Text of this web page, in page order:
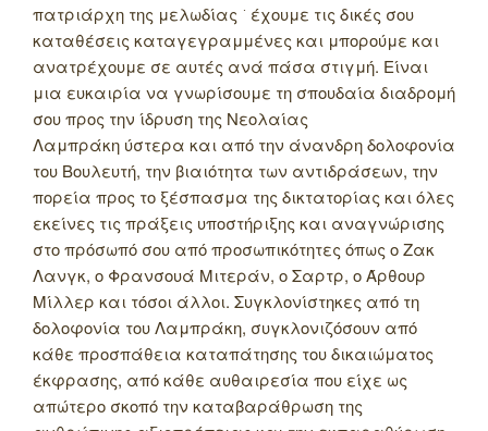
πατριάρχη της μελωδίας ͘ έχουμε τις δικές σου
καταθέσεις καταγεγραμμένες και μπορούμε και
ανατρέχουμε σε αυτές ανά πάσα στιγμή. Είναι
μια ευκαιρία να γνωρίσουμε τη σπουδαία διαδρομή
σου προς την ίδρυση της Νεολαίας
Λαμπράκη ύστερα και από την άνανδρη δολοφονία
του Βουλευτή, την βιαιότητα των αντιδράσεων, την
πορεία προς το ξέσπασμα της δικτατορίας και όλες
εκείνες τις πράξεις υποστήριξης και αναγνώρισης
στο πρόσωπό σου από προσωπικότητες όπως ο Ζακ
Λανγκ, ο Φρανσουά Μιτεράν, ο Σαρτρ, ο Άρθουρ
Μίλλερ και τόσοι άλλοι. Συγκλονίστηκες από τη
δολοφονία του Λαμπράκη, συγκλονιζόσουν από
κάθε προσπάθεια καταπάτησης του δικαιώματος
έκφρασης, από κάθε αυθαιρεσία που είχε ως
απώτερο σκοπό την καταβαράθρωση της